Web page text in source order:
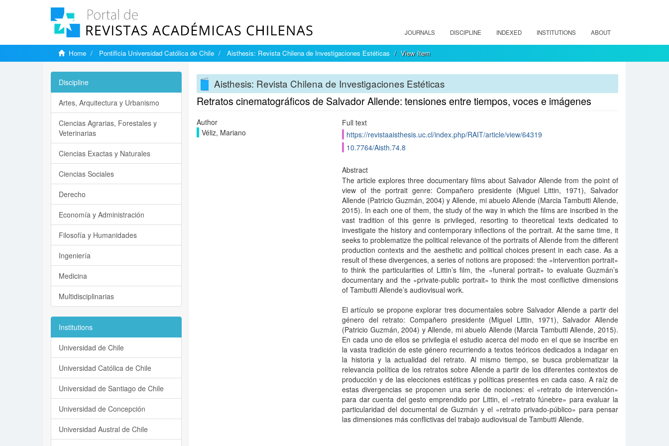
JOURNALS DISCIPLINE INDEXED INSTITUTIONS ABOUT
Home Pontificia Universidad Católica de Chile Aisthesis: Revista Chilena de Investigaciones Estéticas View Item
Aisthesis: Revista Chilena de Investigaciones Estéticas
Retratos cinematográficos de Salvador Allende: tensiones entre tiempos, voces e imágenes
Author
Véliz, Mariano
Full text
https://revistaaisthesis.uc.cl/index.php/RAIT/article/view/64319
10.7764/Aisth.74.8
Abstract
The article explores three documentary films about Salvador Allende from the point of
view of the portrait genre: Compañero presidente (Miguel Littin, 1971), Salvador
Allende (Patricio Guzmán, 2004) y Allende, mi abuelo Allende (Marcia Tambutti Allende,
2015). In each one of them, the study of the way in which the films are inscribed in the
vast tradition of this genre is privileged, resorting to theoretical texts dedicated to
investigate the history and contemporary inflections of the portrait. At the same time, it
seeks to problematize the political relevance of the portraits of Allende from the different
production contexts and the aesthetic and political choices present in each case. As a
result of these divergences, a series of notions are proposed: the «intervention portrait»
to think the particularities of Littin’s film, the «funeral portrait» to evaluate Guzmán’s
documentary and the «private-public portrait» to think the most conflictive dimensions
of Tambutti Allende’s audiovisual work.
El artículo se propone explorar tres documentales sobre Salvador Allende a partir del
género del retrato: Compañero presidente (Miguel Littin, 1971), Salvador Allende
(Patricio Guzmán, 2004) y Allende, mi abuelo Allende (Marcia Tambutti Allende, 2015).
En cada uno de ellos se privilegia el estudio acerca del modo en el que se inscribe en
la vasta tradición de este género recurriendo a textos teóricos dedicados a indagar en
la historia y la actualidad del retrato. Al mismo tiempo, se busca problematizar la
relevancia política de los retratos sobre Allende a partir de los diferentes contextos de
producción y de las elecciones estéticas y políticas presentes en cada caso. A raíz de
estas divergencias se proponen una serie de nociones: el «retrato de intervención»
para dar cuenta del gesto emprendido por Littin, el «retrato fúnebre» para evaluar la
particularidad del documental de Guzmán y el «retrato privado-público» para pensar
las dimensiones más conflictivas del trabajo audiovisual de Tambutti Allende.
Discipline
Artes, Arquitectura y Urbanismo
Ciencias Agrarias, Forestales y
Veterinarias
Ciencias Exactas y Naturales
Ciencias Sociales
Derecho
Economía y Administración
Filosofía y Humanidades
Ingeniería
Medicina
Multidisciplinarias
Institutions
Universidad de Chile
Universidad Católica de Chile
Universidad de Santiago de Chile
Universidad de Concepción
Universidad Austral de Chile